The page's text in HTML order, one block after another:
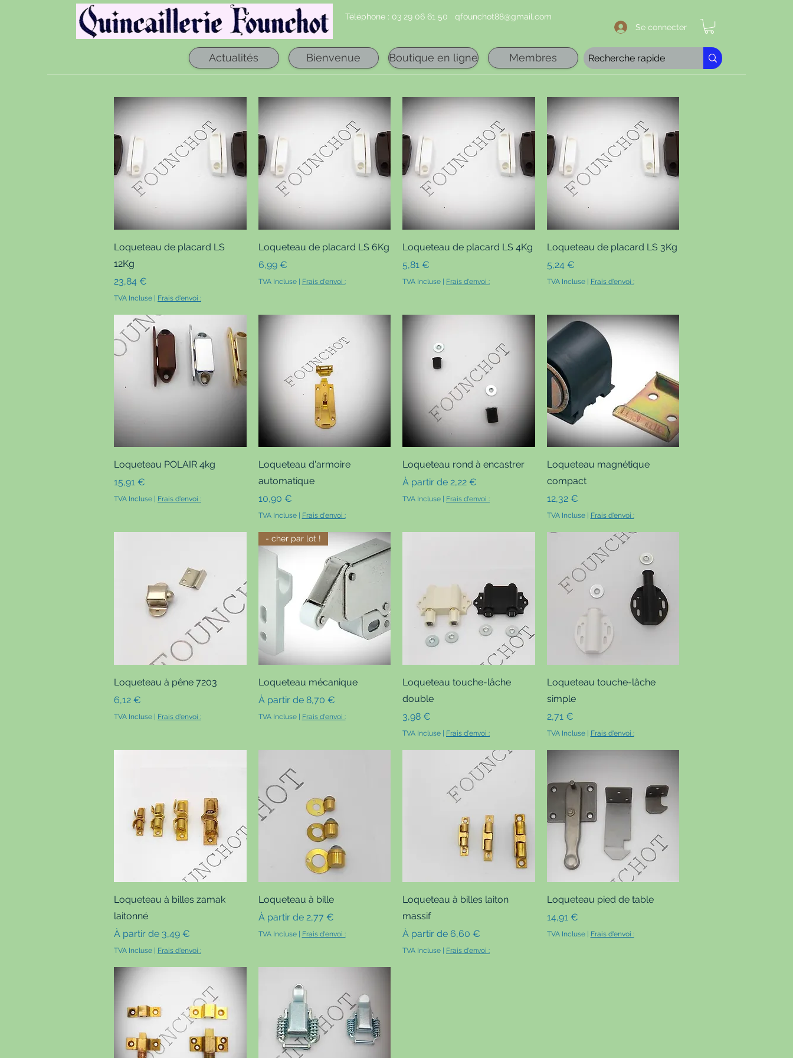
Actualités Bienvenue Boutique en ligne Membres
Téléphone : 03 29 06 61 50
Se connecter
qfounchot88@gmail.com
Aperçu rapide
Loqueteau de placard LS
12Kg
Prix
23,84 €
TVA Incluse | Frais d'envoi :
Aperçu rapide
Loqueteau de placard LS 6Kg
Prix
6,99 €
TVA Incluse| Frais d'envoi :
Aperçu rapide
Loqueteau de placard LS 4Kg
Prix
5,81 €
TVA Incluse | Frais d'envoi :
Aperçu rapide
Loqueteau de placard LS 3Kg
Prix
5,24 €
TVA Incluse| Frais d'envoi :
Aperçu rapide
Loqueteau POLAIR 4kg
Prix
15,91 €
TVA Incluse Frais d'envoi :
Aperçu rapide
Loqueteau d'armoire
automatique
Prix
10,90 €
TVA Incluse| Frais d'envoi :
Aperçu rapide
Loqueteau rond à encastrer
À partir de 2,22 €
Prix promotionnel
TVA Incluse Frais d'envoi :
Aperçu rapide
Loqueteau magnétique
compact
Prix
12,32 €
TVA Incluse| Frais d'envoi :
Aperçu rapide
Loqueteau à pêne 7203
Prix
6,12 €
TVA Incluse | Frais d'envoi :
Aperçu rapide
- cher par lot !
Loqueteau mécanique
À partir de 8,70 €
Prix promotionnel
TVA Incluse| Frais d'envoi :
Aperçu rapide
Loqueteau touche-lâche
double
Prix
3,98 €
TVA Incluse | Frais d'envoi :
Aperçu rapide
Loqueteau touche-lâche
simple
Prix
2,71 €
TVA Incluse| Frais d'envoi :
Aperçu rapide
Loqueteau à billes zamak
laitonné
À partir de 3,49 €
Prix promotionnel
TVA Incluse Frais d'envoi :
Aperçu rapide
Loqueteau à bille
À partir de 2,77 €
Prix promotionnel
TVA Incluse| Frais d'envoi :
Aperçu rapide
Loqueteau à billes laiton
massif
À partir de 6,60 €
Prix promotionnel
TVA Incluse Frais d'envoi :
Aperçu rapide
Loqueteau pied de table
Prix
14,91 €
TVA Incluse| Frais d'envoi :